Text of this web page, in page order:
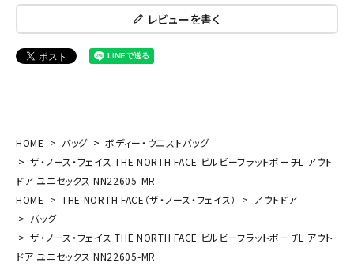
レビューを書く
HOME バッグ
ボディー・ウエストバッグ
ザ・ノース・フェイス THE NORTH FACE ビルビーフラットポーチL アウト
ドア ユニセックス NN22605-MR
HOME
THE NORTH FACE（ザ・ノース・フェイス）
アウトドア
バッグ
ザ・ノース・フェイス THE NORTH FACE ビルビーフラットポーチL アウト
ドア ユニセックス NN22605-MR